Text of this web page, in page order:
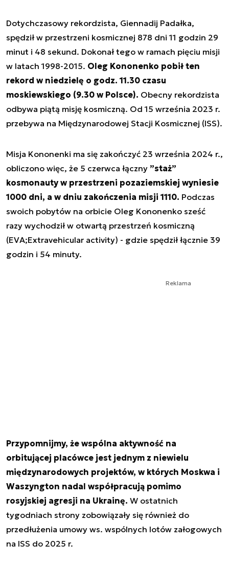
Dotychczasowy rekordzista, Giennadij Padałka,
spędził w przestrzeni kosmicznej 878 dni 11 godzin 29
minut i 48 sekund. Dokonał tego w ramach pięciu misji
w latach 1998-2015. Oleg Kononenko pobił ten
rekord w niedzielę o godz. 11.30 czasu
moskiewskiego (9.30 w Polsce). Obecny rekordzista
odbywa piątą misję kosmiczną. Od 15 września 2023 r.
przebywa na Międzynarodowej Stacji Kosmicznej (ISS).
Misja Kononenki ma się zakończyć 23 września 2024 r.,
obliczono więc, że 5 czerwca łączny ”staż”
kosmonauty w przestrzeni pozaziemskiej wyniesie
1000 dni, a w dniu zakończenia misji 1110. Podczas
swoich pobytów na orbicie Oleg Kononenko sześć
razy wychodził w otwartą przestrzeń kosmiczną
(EVA;Extravehicular activity) - gdzie spędził łącznie 39
godzin i 54 minuty.
Reklama
Przypomnijmy, że wspólna aktywność na
orbitującej placówce jest jednym z niewielu
międzynarodowych projektów, w których Moskwa i
Waszyngton nadal współpracują pomimo
rosyjskiej agresji na Ukrainę. W ostatnich
tygodniach strony zobowiązały się również do
przedłużenia umowy ws. wspólnych lotów załogowych
na ISS do 2025 r.